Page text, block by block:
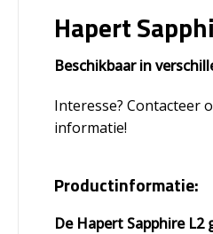
Hapert
Beschikbaar in
Interesse? Contacteer
informatie!
Productinformatie:
De Hapert Sapphire L2